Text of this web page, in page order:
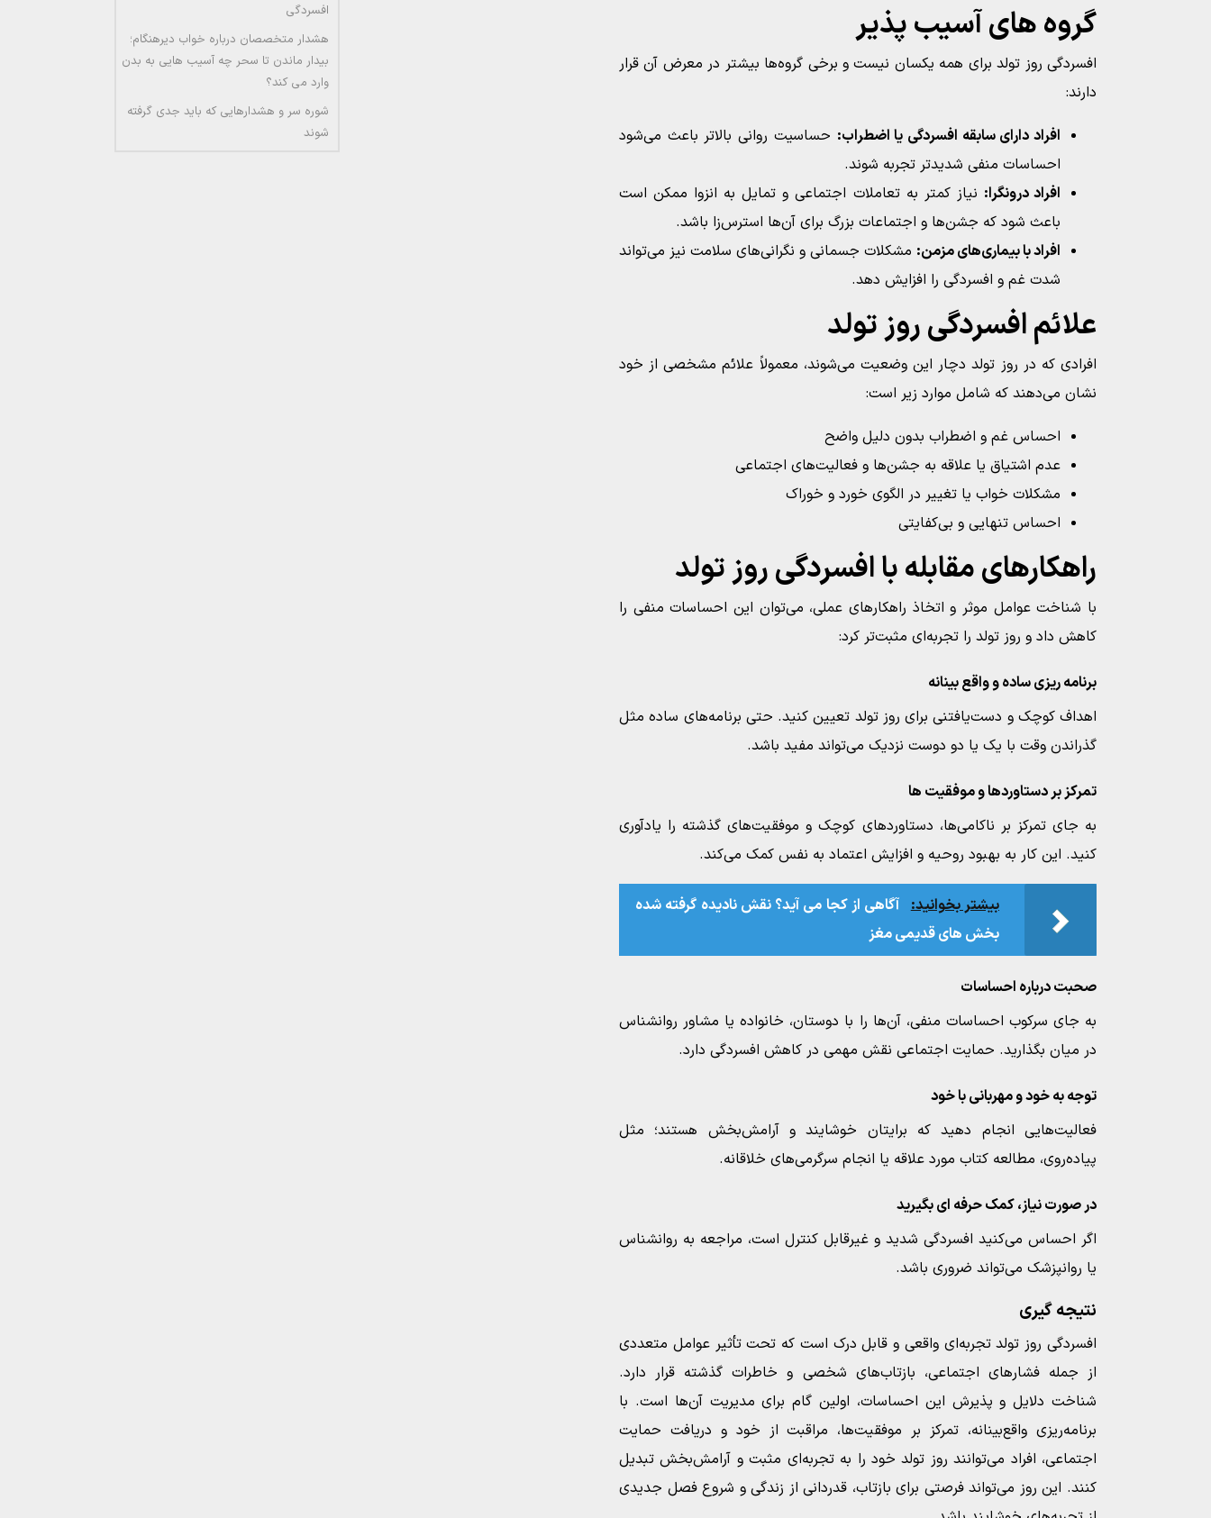
گروه‌ های آسیب‌ پذیر
افسردگی روز تولد برای همه یکسان نیست و برخی گروه‌ها بیشتر در معرض آن قرار
دارند:
افراد دارای سابقه افسردگی یا اضطراب: حساسیت روانی بالاتر باعث می‌شود
احساسات منفی شدیدتر تجربه شوند.
افراد درونگرا: نیاز کمتر به تعاملات اجتماعی و تمایل به انزوا ممکن است
باعث شود که جشن‌ها و اجتماعات بزرگ برای آن‌ها استرس‌زا باشد.
افراد با بیماری‌های مزمن: مشکلات جسمانی و نگرانی‌های سلامت نیز می‌تواند
شدت غم و افسردگی را افزایش دهد.
علائم افسردگی روز تولد
افرادی که در روز تولد دچار این وضعیت می‌شوند، معمولاً علائم مشخصی از خود
نشان می‌دهند که شامل موارد زیر است:
احساس غم و اضطراب بدون دلیل واضح
عدم اشتیاق یا علاقه به جشن‌ها و فعالیت‌های اجتماعی
مشکلات خواب یا تغییر در الگوی خورد و خوراک
احساس تنهایی و بی‌کفایتی
راهکارهای مقابله با افسردگی روز تولد
با شناخت عوامل موثر و اتخاذ راهکارهای عملی، می‌توان این احساسات منفی را
کاهش داد و روز تولد را تجربه‌ای مثبت‌تر کرد:
برنامه‌ ریزی ساده و واقع‌ بینانه
اهداف کوچک و دست‌یافتنی برای روز تولد تعیین کنید. حتی برنامه‌های ساده مثل
گذراندن وقت با یک یا دو دوست نزدیک می‌تواند مفید باشد.
تمرکز بر دستاوردها و موفقیت‌ ها
به جای تمرکز بر ناکامی‌ها، دستاوردهای کوچک و موفقیت‌های گذشته را یادآوری
کنید. این کار به بهبود روحیه و افزایش اعتماد به نفس کمک می‌کند.
بیشتر بخوانید: آگاهی از کجا می‌ آید؟ نقش نادیده گرفته‌ شده
بخش‌ های قدیمی مغز
صحبت درباره احساسات
به جای سرکوب احساسات منفی، آن‌ها را با دوستان، خانواده یا مشاور روانشناس
در میان بگذارید. حمایت اجتماعی نقش مهمی در کاهش افسردگی دارد.
توجه به خود و مهربانی با خود
فعالیت‌هایی انجام دهید که برایتان خوشایند و آرامش‌بخش هستند؛ مثل
پیاده‌روی، مطالعه کتاب مورد علاقه یا انجام سرگرمی‌های خلاقانه.
در صورت نیاز، کمک حرفه‌ ای بگیرید
اگر احساس می‌کنید افسردگی شدید و غیرقابل کنترل است، مراجعه به روانشناس
یا روانپزشک می‌تواند ضروری باشد.
نتیجه‌ گیری
افسردگی روز تولد تجربه‌ای واقعی و قابل درک است که تحت تأثیر عوامل متعددی
از جمله فشارهای اجتماعی، بازتاب‌های شخصی و خاطرات گذشته قرار دارد.
شناخت دلایل و پذیرش این احساسات، اولین گام برای مدیریت آن‌ها است. با
برنامه‌ریزی واقع‌بینانه، تمرکز بر موفقیت‌ها، مراقبت از خود و دریافت حمایت
اجتماعی، افراد می‌توانند روز تولد خود را به تجربه‌ای مثبت و آرامش‌بخش تبدیل
کنند. این روز می‌تواند فرصتی برای بازتاب، قدردانی از زندگی و شروع فصل جدیدی
افسردگی
هشدار متخصصان درباره خواب دیرهنگام؛
بیدار ماندن تا سحر چه آسیب هایی به بدن
وارد می کند؟
شوره سر و هشدارهایی که باید جدی گرفته
شوند